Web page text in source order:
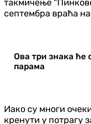
такмичење
септембра враћа
Ова три знака ће
парама
Иако су многи
кренути у потрагу